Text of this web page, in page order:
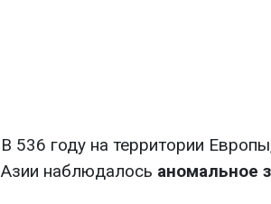
В 536 году на территории
Азии наблюдалось аномальное